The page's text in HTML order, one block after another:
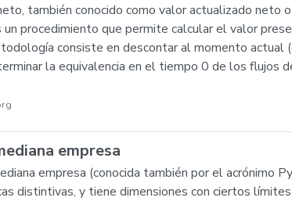
también conocido como valor actualizado
procedimiento que permite calcular el valor
consiste en descontar al momento
la equivalencia en el tiempo 0 de los flujos
empresa
empresa (conocida también por el acrónimo
distintivas, y tiene dimensiones con ciertos